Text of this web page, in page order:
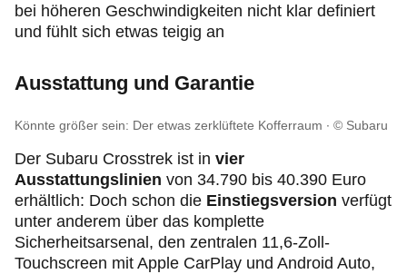
bei höheren Geschwindigkeiten nicht klar definiert
und fühlt sich etwas teigig an
Ausstattung und Garantie
Könnte größer sein: Der etwas zerklüftete Kofferraum © Subaru
Der Subaru Crosstrek ist in vier
Ausstattungslinien von 34.790 bis 40.390 Euro
erhältlich: Doch schon die Einstiegsversion verfügt
unter anderem über das komplette
Sicherheitsarsenal, den zentralen 11,6-Zoll-
Touchscreen mit Apple CarPlay und Android Auto,